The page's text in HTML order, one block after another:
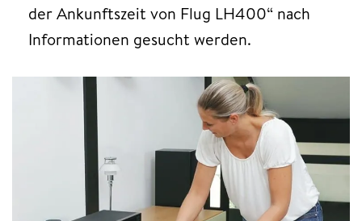
der Ankunftszeit von Flug LH400“ nach
Informationen gesucht werden.